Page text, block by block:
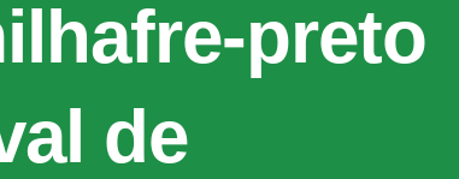
preto
de